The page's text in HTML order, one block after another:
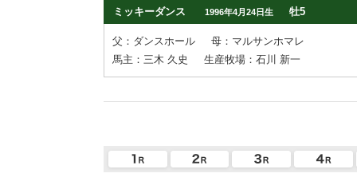
ミッキーダンス
1996年4月24日生 牡5
父：ダンスホール
母：マルサンホマレ
馬主：三木 久史
生産牧場：石川 新一